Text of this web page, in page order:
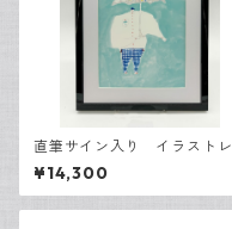
直筆サイン入り イラストレ
ーター高田昌耶さん『傘に入
りませんか』
¥14,300